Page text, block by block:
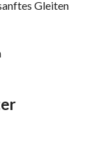
Gleiten